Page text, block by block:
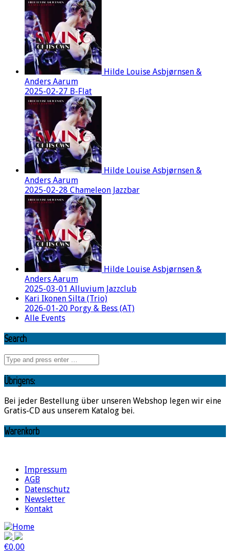
Hilde Louise Asbjørnsen &
Anders Aarum
2025-02-27 B-Flat
Hilde Louise Asbjørnsen &
Anders Aarum
2025-02-28 Chameleon Jazzbar
Hilde Louise Asbjørnsen &
Anders Aarum
2025-03-01 Alluvium Jazzclub
Kari Ikonen Silta (Trio)
2026-01-20 Porgy & Bess (AT)
Alle Events
Search
Übrigens:
Bei jeder Bestellung über unseren Webshop legen wir eine
Gratis-CD aus unserem Katalog bei.
Warenkorb
Impressum
AGB
Datenschutz
Newsletter
Kontakt
€0,00